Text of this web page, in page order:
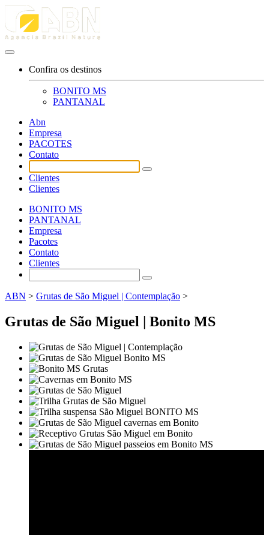
Confira os destinos
BONITO MS
PANTANAL
Abn
Empresa
PACOTES
Contato
Clientes
Clientes
BONITO MS
PANTANAL
Empresa
Pacotes
Contato
Clientes
ABN > Grutas de São Miguel | Contemplação >
Grutas de São Miguel | Bonito MS